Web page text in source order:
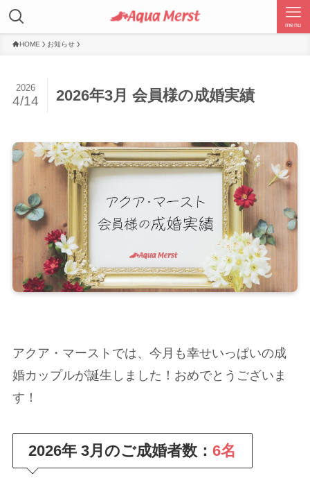
menu
HOME お知らせ
2026年3月 会員様の成婚実績
2026
4/14
アクア・マーストでは、今月も幸せいっぱいの成
婚カップルが誕生しました！おめでとうございま
す！
2026年 3月のご成婚者数：6名